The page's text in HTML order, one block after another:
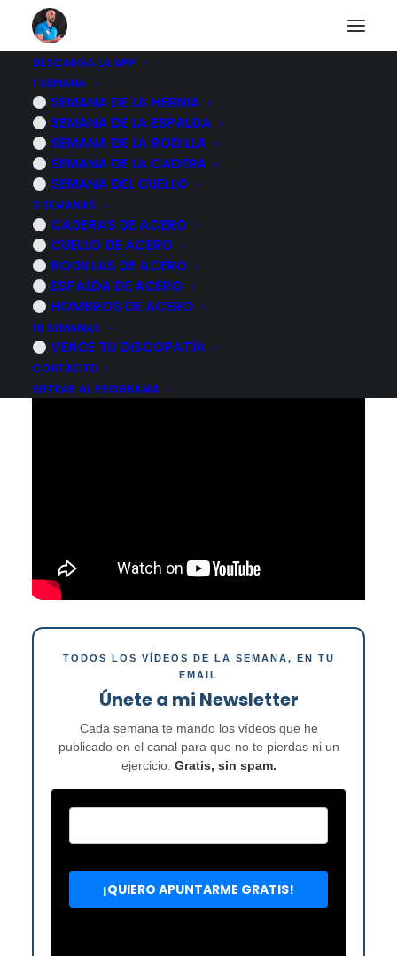
DESCARGA LA APP
1 SEMANA
SEMANA DE LA HERNIA
SEMANA DE LA ESPALDA
SEMANA DE LA RODILLA
SEMANA DE LA CADERA
SEMANA DEL CUELLO
3 SEMANAS
CADERAS DE ACERO
CUELLO DE ACERO
RODILLAS DE ACERO
ESPALDA DE ACERO
HOMBROS DE ACERO
16 SEMANAS
VENCE TU DISCOPATÍA
CONTACTO
ENTRAR AL PROGRAMA
Tendinitis del biceps
ejercicios para
aliviar el dolor por
delante del hombro
6 NOVIEMBRE, 2022 | POR
TODOS LOS VÍDEOS DE LA SEMANA, EN TU
EMAIL
Únete a mi Newsletter
Cada semana te mando los vídeos que he
publicado en el canal para que no te pierdas ni un
ejercicio. Gratis, sin spam.